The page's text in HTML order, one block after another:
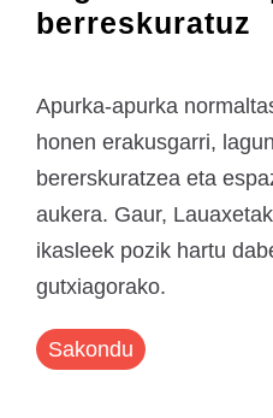
berreskuratuz
Apurka-apurka
honen erakusgarri,
bererskuratzea eta
aukera. Gaur,
ikasleek pozik hartu
gutxiagorako.
Sakondu